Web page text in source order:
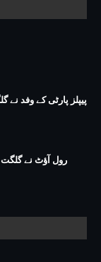
پیپلز پارٹی کے وفد